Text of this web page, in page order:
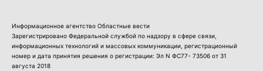
Информационное агентство Областные вести
Зарегистрировано Федеральной службой по надзору в сфере связи,
информационных технологий и массовых коммуникации, регистрационный
номер и дата принятия решения о регистрации: Эл N ФС77- 73506 от 31
августа 2018